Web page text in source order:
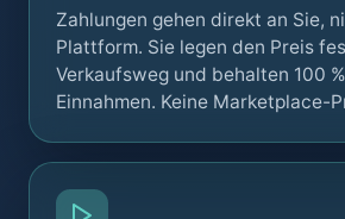
Zahlungen gehen direkt an Sie,
Plattform. Sie legen den Preis
Verkaufsweg und behalten 100
Einnahmen. Keine Marketplace-